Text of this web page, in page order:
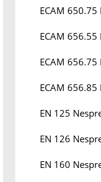
ECAM
ECAM
ECAM
ECAM
EN 125
EN 126
EN 160